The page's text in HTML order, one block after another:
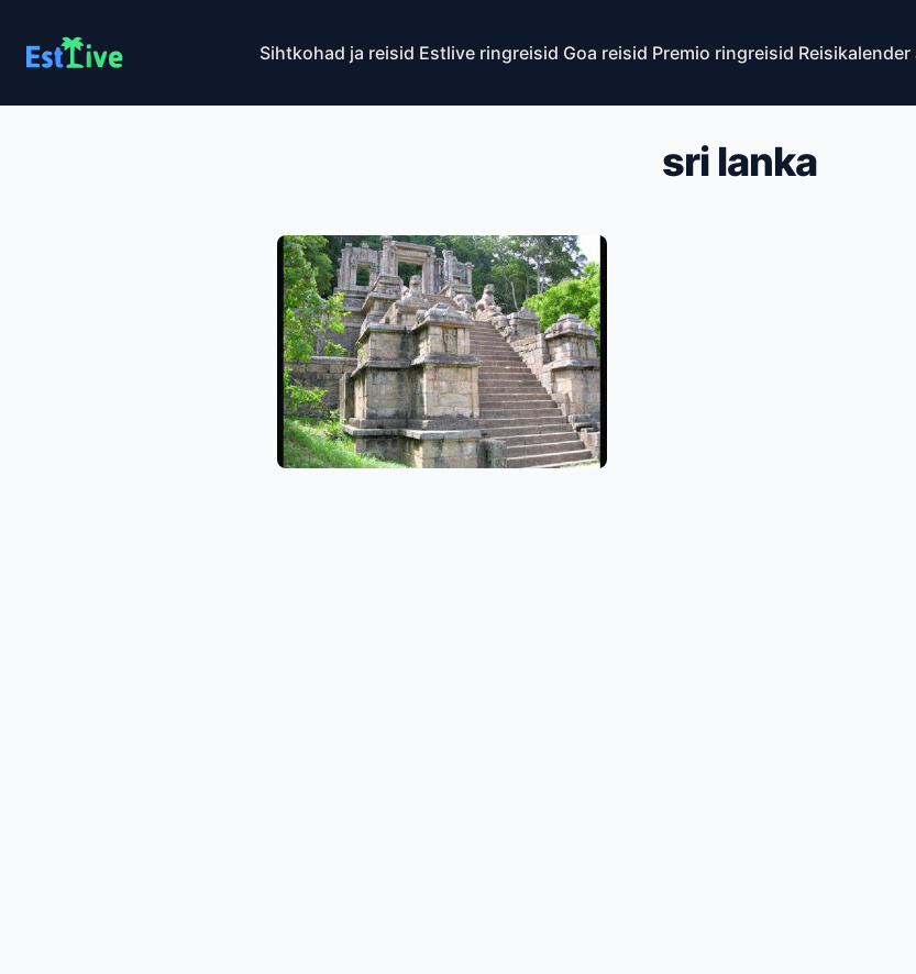
Sihtkohad ja reisid Estlive ringreisid Goa reisid Premio ringreisid Reisikalender
sri lanka